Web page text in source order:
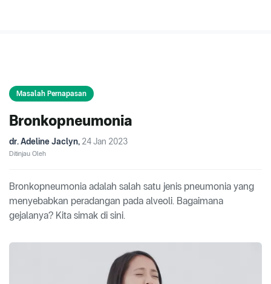
Masalah Pernapasan
Bronkopneumonia
dr. Adeline Jaclyn, 24 Jan 2023
Ditinjau Oleh
Bronkopneumonia adalah salah satu jenis pneumonia yang
menyebabkan peradangan pada alveoli. Bagaimana
gejalanya? Kita simak di sini.